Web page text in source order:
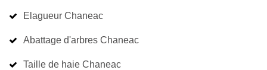
Elagueur Chaneac
Abattage d'arbres Chaneac
Taille de haie Chaneac